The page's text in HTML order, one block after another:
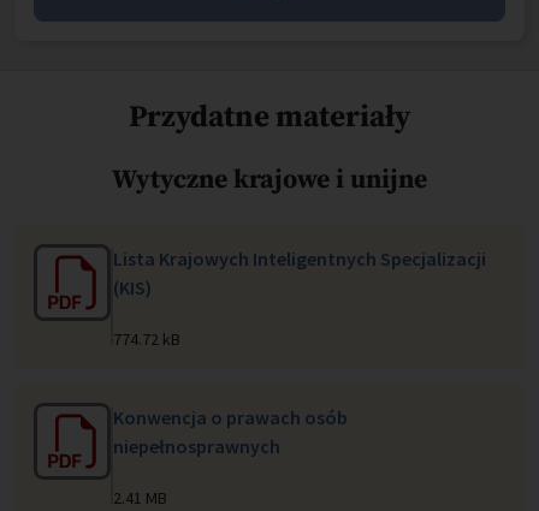
Przydatne materiały
Wytyczne krajowe i unijne
Lista Krajowych Inteligentnych Specjalizacji
(KIS)
774.72 kB
Konwencja o prawach osób
niepełnosprawnych
2.41 MB